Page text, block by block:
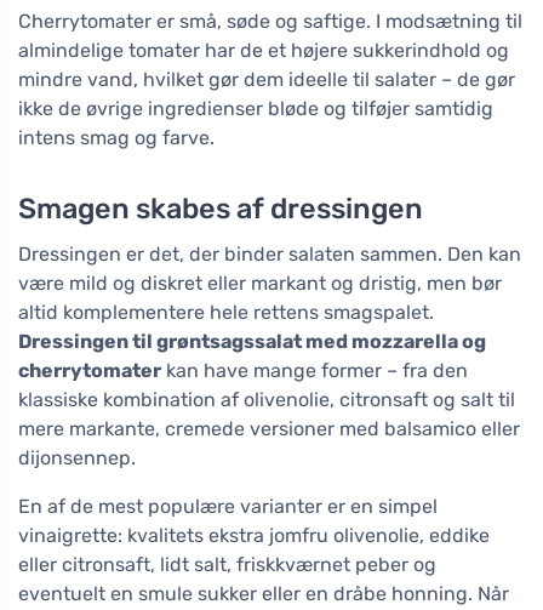
Cherrytomater er små, søde og saftige. I modsætning til
almindelige tomater har de et højere sukkerindhold og
mindre vand, hvilket gør dem ideelle til salater – de gør
ikke de øvrige ingredienser bløde og tilføjer samtidig
intens smag og farve.
Smagen skabes af dressingen
Dressingen er det, der binder salaten sammen. Den kan
være mild og diskret eller markant og dristig, men bør
altid komplementere hele rettens smagspalet.
Dressingen til grøntsagssalat med mozzarella og
cherrytomater kan have mange former – fra den
klassiske kombination af olivenolie, citronsaft og salt til
mere markante, cremede versioner med balsamico eller
dijonsennep.
En af de mest populære varianter er en simpel
vinaigrette: kvalitets ekstra jomfru olivenolie, eddike
eller citronsaft, lidt salt, friskkværnet peber og
eventuelt en smule sukker eller en dråbe honning. Når